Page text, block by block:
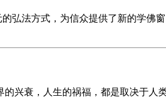
弘法方式，为信众提供了新的学佛
兴衰，人生的祸福，都是取决于人